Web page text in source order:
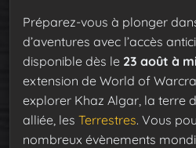
Préparez-vous à plonger
d’aventures avec l’accès
disponible dès le 23 août à
extension de World of
explorer Khaz Algar, la terre
alliée, les Terrestres. Vous
nombreux évènements